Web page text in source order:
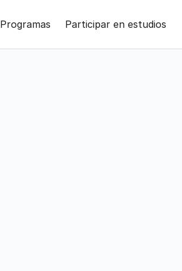
Programas Participar en estudios